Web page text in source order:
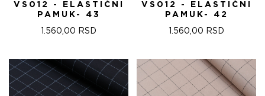
VS012 - ELASTIČNI
PAMUK- 43
1.560,00 RSD
VS012 - ELASTIČNI
PAMUK- 42
1.560,00 RSD